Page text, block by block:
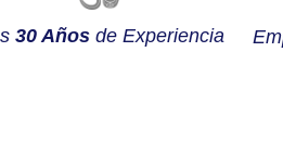
30 Años de Experiencia